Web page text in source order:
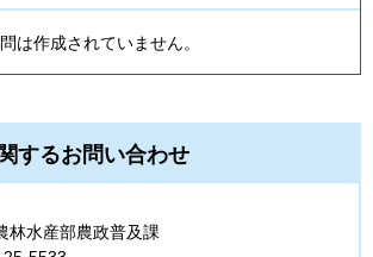
は作成されていません。
するお問い合わせ
林水産部農政普及課